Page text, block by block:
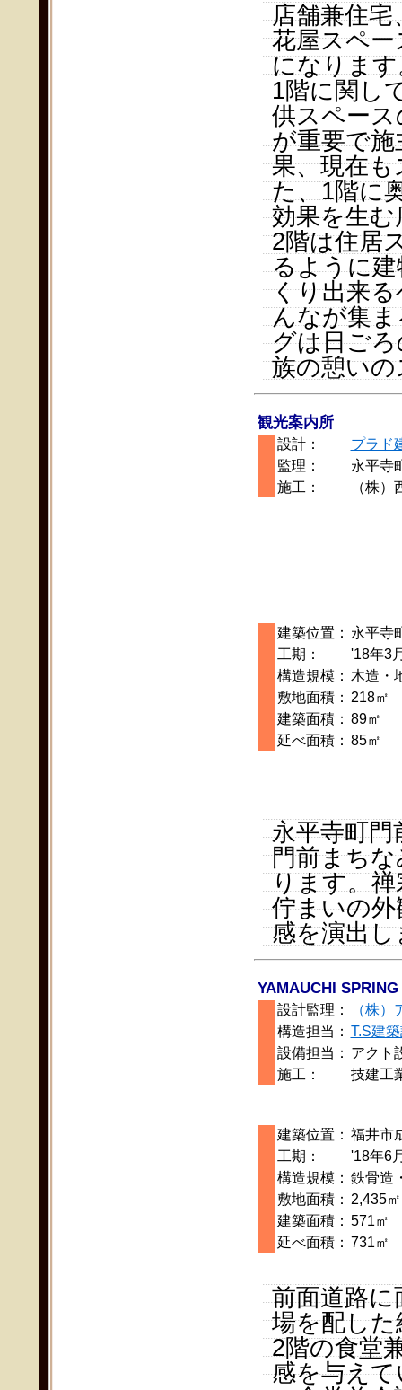
店舗兼住
花屋スペー
になります
1階に関し
供スペー
が重要で
果、現在
た、1階に
効果を生
2階は住居
るように
くり出来
んなが集
グは日ご
族の憩い
観光案内所
設計：
プラド
監理：
永平寺
施工：
（株）
建築位置： 永平寺
工期：
'18年3
構造規模： 木造・
敷地面積： 218㎡
建築面積： 89㎡
延べ面積： 85㎡
永平寺町門
門前まち
ります。
佇まいの
感を演出
YAMAUCHI SPRING
設計監理：
（株
構造担当： T.S建
設備担当： アクト
施工：
技建工
建築位置： 福井市
工期：
'18年6
構造規模： 鉄骨造
敷地面積： 2,435㎡
建築面積： 571㎡
延べ面積： 731㎡
前面道路
場を配した
2階の食堂
感を与え